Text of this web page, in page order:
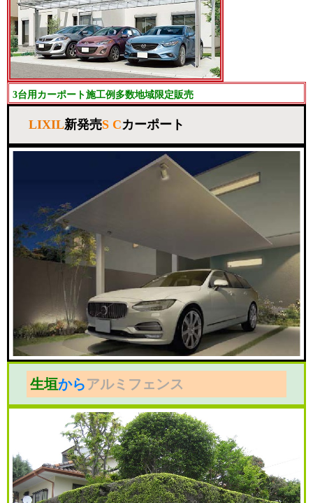
3台用カーポート施工例多数地域限定販売
LIXIL新発売S Cカーポート
生垣からアルミフェンス